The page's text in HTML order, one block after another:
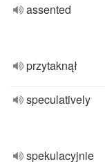
assented
przytaknął
speculatively
spekulacyjnie